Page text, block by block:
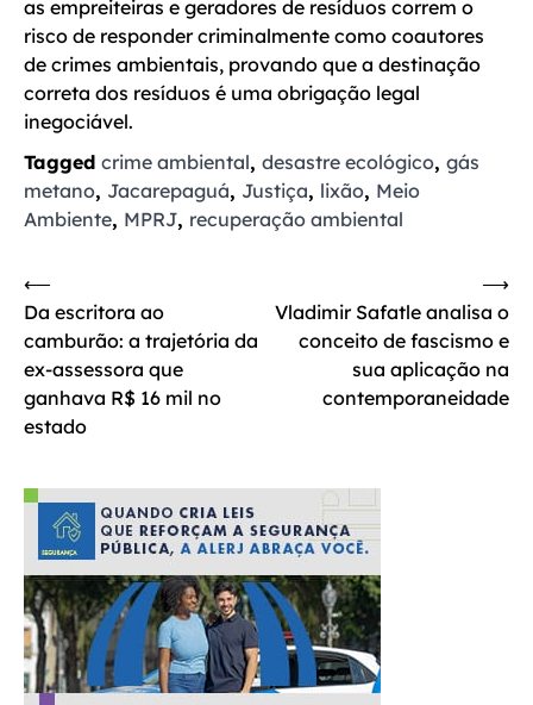
as empreiteiras e geradores de resíduos correm o
risco de responder criminalmente como coautores
de crimes ambientais, provando que a destinação
correta dos resíduos é uma obrigação legal
inegociável.
Tagged crime ambiental, desastre ecológico, gás
metano, Jacarepaguá, Justiça, lixão, Meio
Ambiente, MPRJ, recuperação ambiental
Navegação
de
Post
⟵
Da escritora ao
camburão: a trajetória da
ex-assessora que
ganhava R$ 16 mil no
estado
Vladimir Safatle analisa o
conceito de fascismo e
sua aplicação na
contemporaneidade
⟶